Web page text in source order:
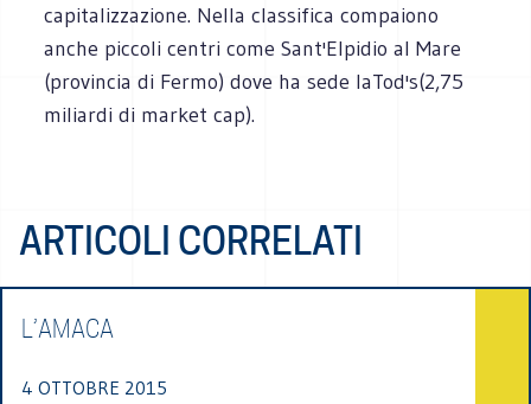
capitalizzazione. Nella classifica compaiono
anche piccoli centri come Sant'Elpidio al Mare
(provincia di Fermo) dove ha sede laTod's(2,75
miliardi di market cap).
ARTICOLI CORRELATI
L’AMACA
4 OTTOBRE 2015